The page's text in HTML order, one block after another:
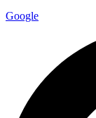
Google